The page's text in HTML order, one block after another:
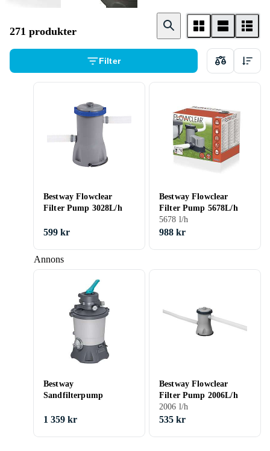
271 produkter
Filter
Annons
Bestway Flowclear
Filter Pump 3028L/h
599 kr
Bestway Flowclear
Filter Pump 5678L/h
5678 l/h
988 kr
Bestway
Sandfilterpump
1 359 kr
Bestway Flowclear
Filter Pump 2006L/h
2006 l/h
535 kr